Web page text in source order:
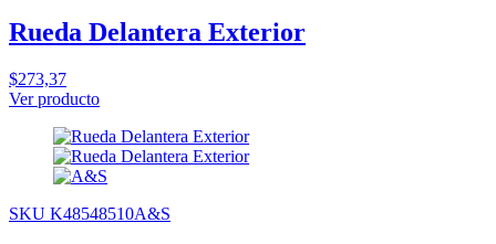
Rueda Delantera Exterior
$273,37
Ver producto
SKU K48548510A&S